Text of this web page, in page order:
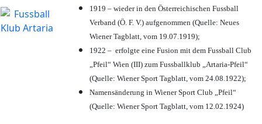
1919 – wieder in den Österreichischen Fussball
Verband (Ö. F. V.) aufgenommen (Quelle: Neues
Wiener Tagblatt, vom 19.07.1919);
1922 – erfolgte eine Fusion mit dem Fussball Club
„Pfeil“ Wien (III) zum Fussballklub „Artaria-Pfeil“
(Quelle: Wiener Sport Tagblatt, vom 24.08.1922);
Namensänderung in Wiener Sport Club „Pfeil“
(Quelle: Wiener Sport Tagblatt, vom 12.02.1924)